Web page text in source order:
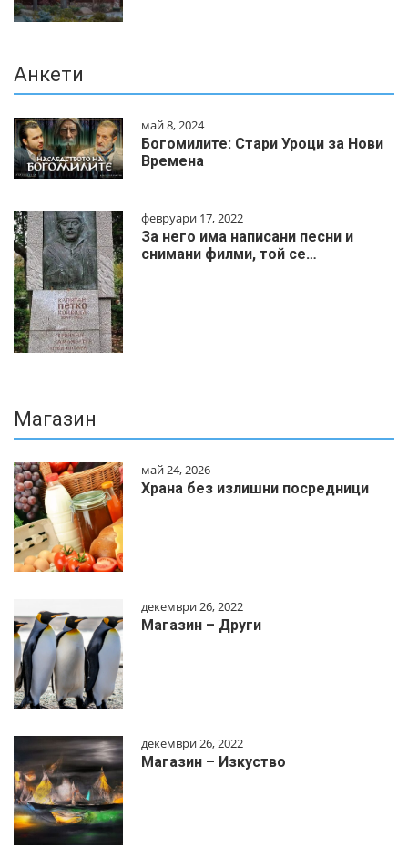
Анкети
май 8, 2024
Богомилите: Стари Уроци за Нови
Времена
февруари 17, 2022
За него има написани песни и
снимани филми, той се…
Магазин
май 24, 2026
Храна без излишни посредници
декември 26, 2022
Магазин – Други
декември 26, 2022
Магазин – Изкуство